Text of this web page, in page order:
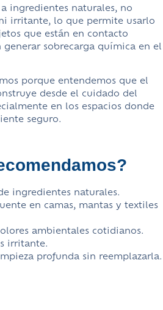
ingredientes naturales, no
irritante, lo que permite usarlo
que están en contacto
sobrecarga química en el
porque entendemos que el
desde el cuidado del
en los espacios donde
seguro.
ingredientes naturales.
en camas, mantas y textiles
ambientales cotidianos.
irritante.
profunda sin reemplazarla.